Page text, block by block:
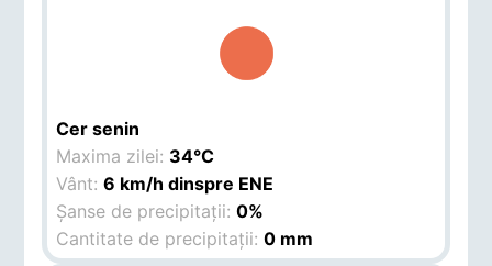
Cer senin
Maxima zilei: 34°C
Vânt:6 km/h dinspre ENE
Șanse de precipitații:0%
Cantitate de precipitații:0 mm